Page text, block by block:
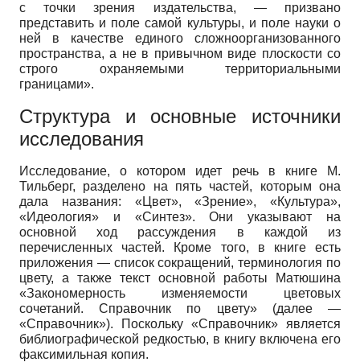
с точки зрения издательства, — призвано
представить и поле самой культуры, и поле науки о
ней в качестве единого сложноорганизованного
пространства, а не в привычном виде плоскости со
строго охраняемыми территориальными
границами».
Структура и основные источники
исследования
Исследование, о котором идет речь в книге М.
Тильберг, разделено на пять частей, которым она
дала названия: «Цвет», «Зрение», «Культура»,
«Идеология» и «Синтез». Они указывают на
основной ход рассуждения в каждой из
перечисленных частей. Кроме того, в книге есть
приложения — список сокращений, терминология по
цвету, а также текст основной работы Матюшина
«Закономерность изменяемости цветовых
сочетаний. Справочник по цвету» (далее —
«Справочник»). Поскольку «Справочник» является
библиографической редкостью, в книгу включена его
факсимильная копия.